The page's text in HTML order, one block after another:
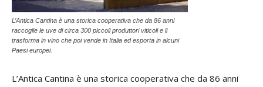
L’Antica Cantina è una storica cooperativa che da 86 anni
raccoglie le uve di circa 300 piccoli produttori viticoli e li
trasforma in vino che poi vende in Italia ed esporta in alcuni
Paesi europei.
L’Antica Cantina è una storica cooperativa che da 86 anni